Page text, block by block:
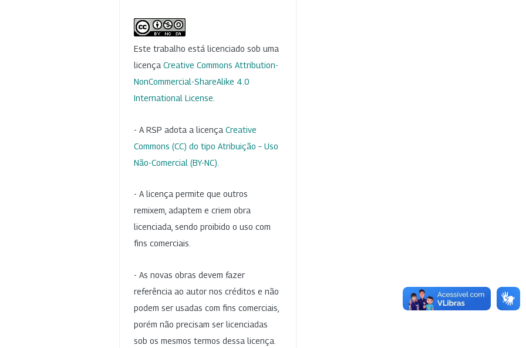
Este trabalho está licenciado sob uma
licença Creative Commons Attribution-
NonCommercial-ShareAlike 4.0
International License
- A RSP adota a licença Creative
Commons (CC) do tipo Atribuição – Uso
Não-Comercial (BY-NC)
- A licença permite que outros
remixem, adaptem e criem obra
licenciada, sendo proibido o uso com
fins comerciais.
- As novas obras devem fazer
referência ao autor nos créditos e não
podem ser usadas com fins comerciais,
porém não precisam ser licenciadas
sob os mesmos termos dessa licença.